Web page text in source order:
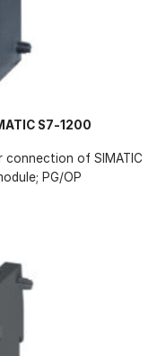
S7-1200
connection of SIMATIC
PG/OP